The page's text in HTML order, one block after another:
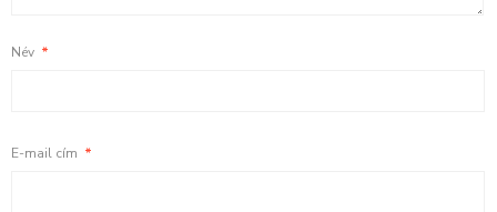
Név *
E-mail cím *